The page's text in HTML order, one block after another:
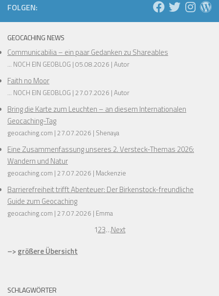
FOLGEN:
GEOCACHING NEWS
Communicabilia – ein paar Gedanken zu Shareables
... NOCH EIN GEOBLOG 05.08.2026 Autor
Faith no Moor
... NOCH EIN GEOBLOG 27.07.2026 Autor
Bring die Karte zum Leuchten – an diesem Internationalen
Geocaching-Tag
geocaching.com 27.07.2026 Shenaya
Eine Zusammenfassung unseres 2. Versteck-Themas 2026:
Wandern und Natur
geocaching.com 27.07.2026 Mackenzie
Barrierefreiheit trifft Abenteuer: Der Birkenstock-freundliche
Guide zum Geocaching
geocaching.com 27.07.2026 Emma
123…Next
–> größere Übersicht
SCHLAGWÖRTER